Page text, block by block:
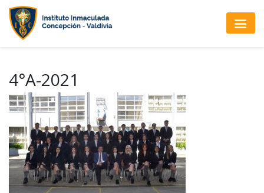
4°A-2021